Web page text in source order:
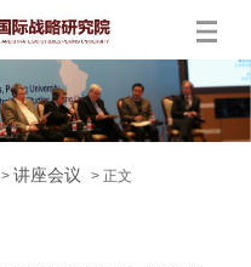
>讲座会议 > 正文